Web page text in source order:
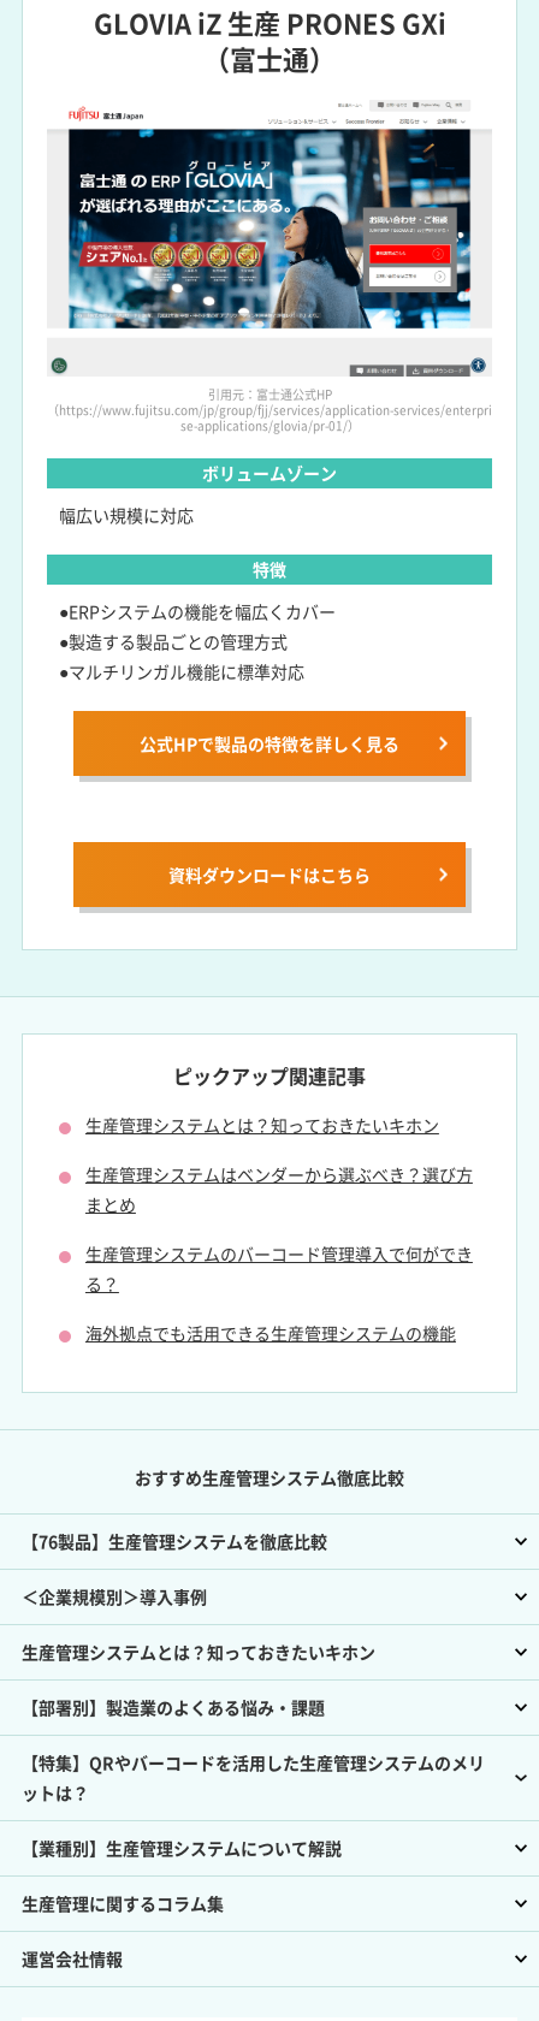
GLOVIA iZ 生産 PRONES GXi
（富士通）
引用元：富士通公式HP
（https://www.fujitsu.com/jp/group/fjj/services/application-services/enterpri
se-applications/glovia/pr-01/）
ボリュームゾーン
幅広い規模に対応
特徴
●ERPシステムの機能を幅広くカバー
●製造する製品ごとの管理方式
●マルチリンガル機能に標準対応
公式HPで製品の特徴を詳しく見る
資料ダウンロードはこちら
ピックアップ関連記事
生産管理システムとは？知っておきたいキホン
生産管理システムはベンダーから選ぶべき？選び方
まとめ
生産管理システムのバーコード管理導入で何ができ
る？
海外拠点でも活用できる生産管理システムの機能
おすすめ生産管理システム徹底比較
【76製品】生産管理システムを徹底比較
＜企業規模別＞導入事例
生産管理システムとは？知っておきたいキホン
【部署別】製造業のよくある悩み・課題
【特集】QRやバーコードを活用した生産管理システムのメリ
ットは？
【業種別】生産管理システムについて解説
生産管理に関するコラム集
運営会社情報